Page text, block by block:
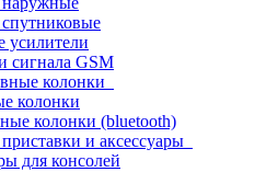
усилители
сигнала GSM
колонки
колонки
колонки (bluetooth)
и аксессуары
для консолей